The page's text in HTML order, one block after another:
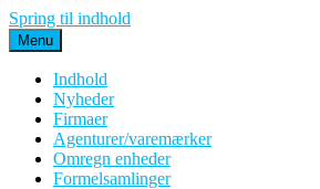
Spring til indhold
Menu
Indhold
Nyheder
Firmaer
Agenturer/varemærker
Omregn enheder
Formelsamlinger